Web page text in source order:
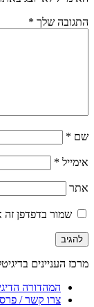
התגובה שלך *
שם *
אימייל *
אתר
שמור בדפדפן
מרכז העניינים
המהדורה
צרו קשר /